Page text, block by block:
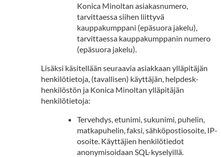
Konica Minoltan asiakasnumero,
tarvittaessa siihen liittyvä
kauppakumppani (epäsuora jakelu),
tarvittaessa kauppakumppanin numero
(epäsuora jakelu).
Lisäksi käsitellään seuraavia asiakkaan ylläpitäjän
henkilötietoja, (tavallisen) käyttäjän, helpdesk-
henkilöstön ja Konica Minoltan ylläpitäjän
henkilötietoja:
Tervehdys, etunimi, sukunimi, puhelin,
matkapuhelin, faksi, sähköpostiosoite, IP-
osoite. Käyttäjien henkilötiedot
anonymisoidaan SQL-kyselyillä.